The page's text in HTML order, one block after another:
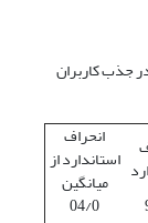
جذب کاربران
انحراف
استاندارد از
میانگین
04/0